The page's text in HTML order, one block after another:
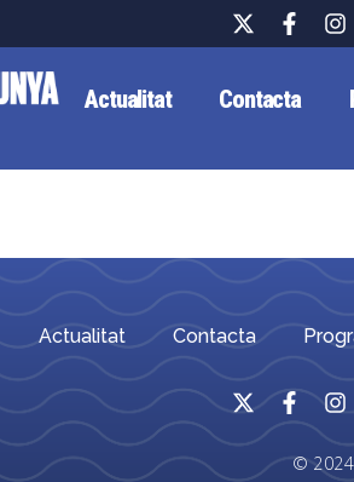
Actualitat Contacta
Actualitat Contacta
©